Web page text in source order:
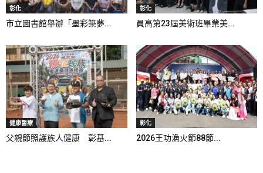
彰化
市立圖書館舉辦「墨彩築夢...
彰化
員高第23屆美術班畢業美...
健康醫療
父親節照護族人健康 彰基...
彰化
2026王功漁火節88節...